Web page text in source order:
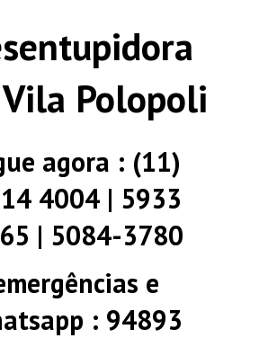
Polopoli
agora : (11)
4004 | 5933
| 5084-3780
e
: 94893